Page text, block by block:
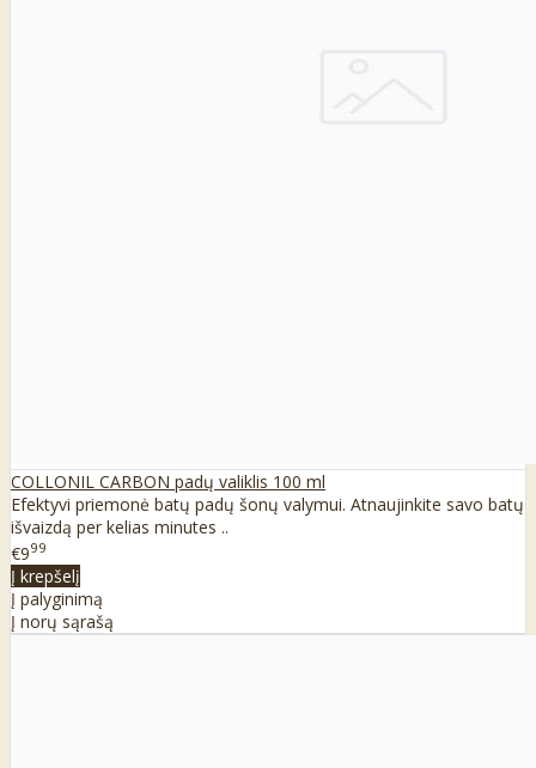
COLLONIL CARBON padų valiklis 100 ml
Efektyvi priemonė batų padų šonų valymui. Atnaujinkite savo batų
išvaizdą per kelias minutes ..
€999
Į krepšelį
Į palyginimą
Į norų sąrašą